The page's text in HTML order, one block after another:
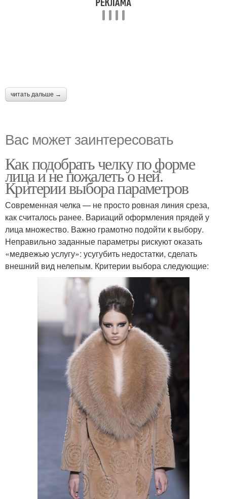
читать дальше →
Вас может заинтересовать
Как подобрать челку по форме
лица и не пожалеть о ней.
Критерии выбора параметров
Современная челка — не просто ровная линия среза,
как считалось ранее. Вариаций оформления прядей у
лица множество. Важно грамотно подойти к выбору.
Неправильно заданные параметры рискуют оказать
«медвежью услугу»: усугубить недостатки, сделать
внешний вид нелепым. Критерии выбора следующие: